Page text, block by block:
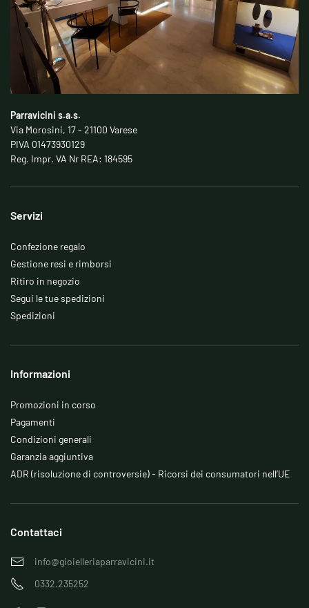
Parravicini s.a.s.
Via Morosini, 17 - 21100 Varese
PIVA 01473930129
Reg. Impr. VA Nr REA: 184595
Servizi
Confezione regalo
Gestione resi e rimborsi
Ritiro in negozio
Segui le tue spedizioni
Spedizioni
Informazioni
Promozioni in corso
Pagamenti
Condizioni generali
Garanzia aggiuntiva
ADR (risoluzione di controversie) - Ricorsi dei consumatori nell’UE
Contattaci
info@gioielleriaparravicini.it
0332.235252